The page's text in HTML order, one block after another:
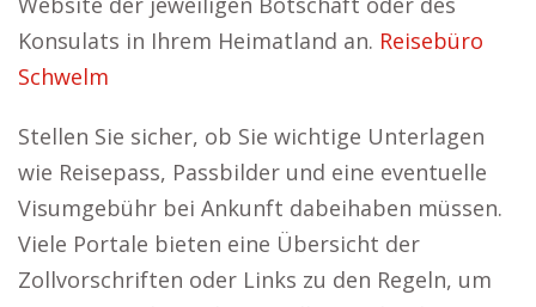
Konsulats in Ihrem Heimatland an. Reisebüro
Schwelm
Stellen Sie sicher, ob Sie wichtige Unterlagen
wie Reisepass, Passbilder und eine eventuelle
Visumgebühr bei Ankunft dabeihaben müssen.
Viele Portale bieten eine Übersicht der
Zollvorschriften oder Links zu den Regeln, um